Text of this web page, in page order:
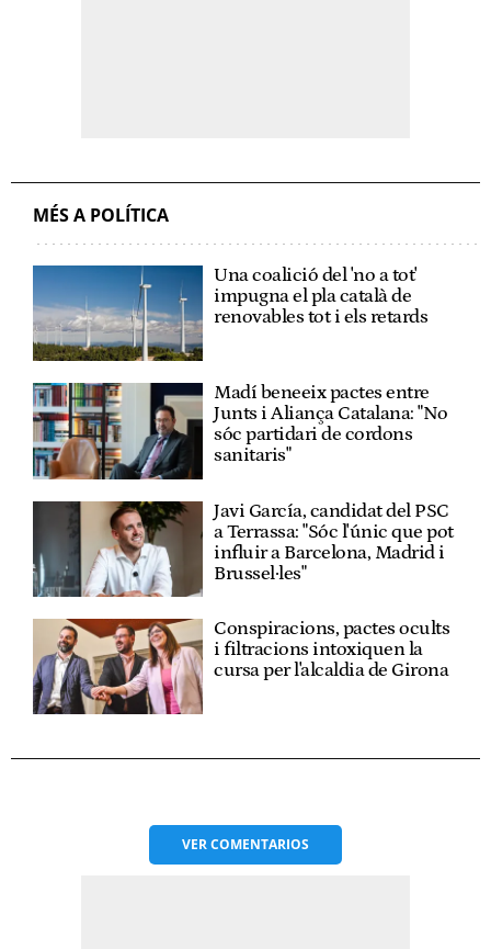
MÉS A POLÍTICA
Una coalició del 'no a tot'
impugna el pla català de
renovables tot i els retards
Madí beneeix pactes entre
Junts i Aliança Catalana: "No
sóc partidari de cordons
sanitaris"
Javi García, candidat del PSC
a Terrassa: "Sóc l'únic que pot
influir a Barcelona, Madrid i
Brussel·les"
Conspiracions, pactes ocults
i filtracions intoxiquen la
cursa per l'alcaldia de Girona
VERCOMENTARIOS